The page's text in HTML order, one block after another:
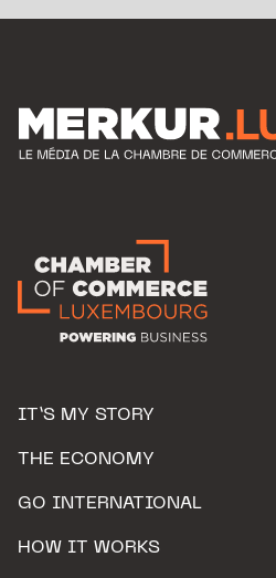
IT’S MY STORY
THE ECONOMY
GO INTERNATIONAL
HOW IT WORKS